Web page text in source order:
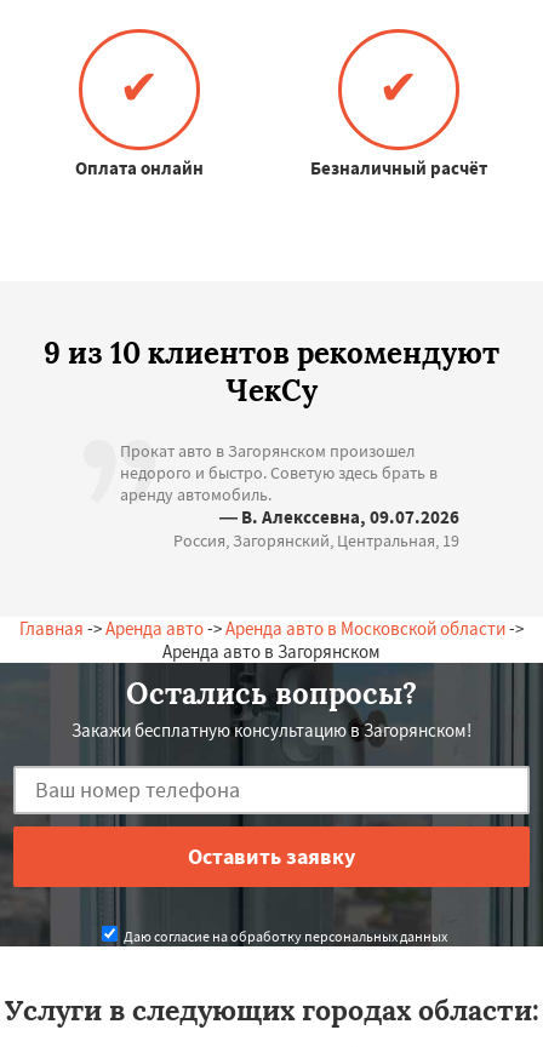
✔
Оплата онлайн
✔
Безналичный расчёт
9 из 10 клиентов рекомендуют
ЧекСу
Прокат авто в Загорянском произошел
недорого и быстро. Советую здесь брать в
аренду автомобиль.
— В. Алекссевна, 09.07.2026
Россия, Загорянский, Центральная, 19
Главная ->Аренда авто->Аренда авто в Московской области->
Аренда авто в Загорянском
Остались вопросы?
Закажи бесплатную консультацию в Загорянском!
Даю согласие на обработку персональных данных
Услуги в следующих городах области: